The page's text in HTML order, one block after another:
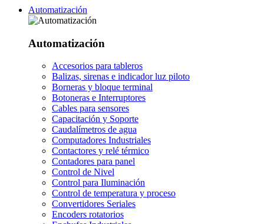
Automatización
Automatización
Accesorios para tableros
Balizas, sirenas e indicador luz piloto
Borneras y bloque terminal
Botoneras e Interruptores
Cables para sensores
Capacitación y Soporte
Caudalímetros de agua
Computadores Industriales
Contactores y relé térmico
Contadores para panel
Control de Nivel
Control para Iluminación
Control de temperatura y proceso
Convertidores Seriales
Encoders rotatorios